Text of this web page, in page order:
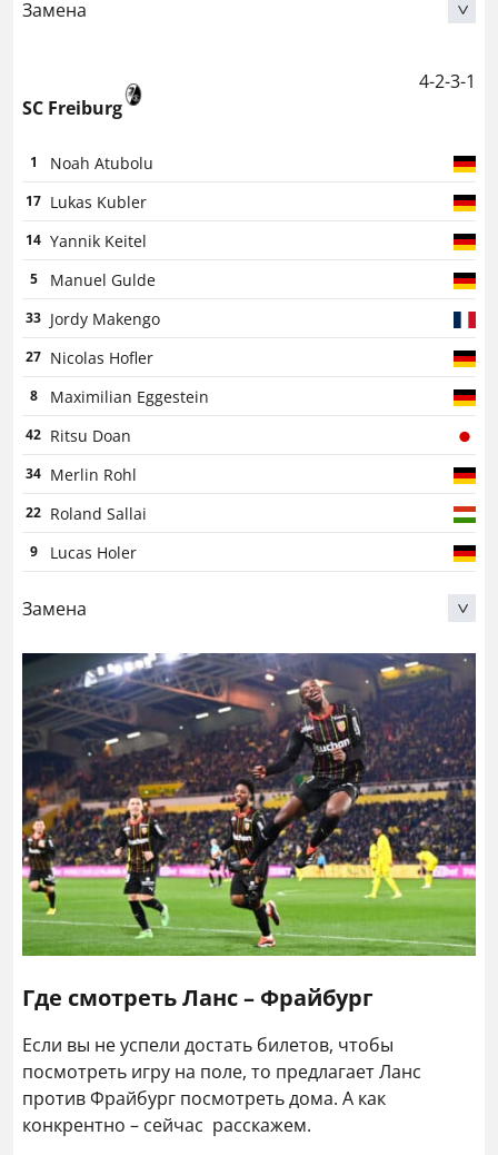
Замена
6 Salis Abdul Samed
11 Angelo Fulgini
16 Jean-Louis Leca
40 Yannick Pandor
26 Nampalys Mendy
32 Ayanda Sishuba
25 Abdukodir Khusanov
22 Wesley Said
28 Adrien Thomasson
SC Freiburg
4-2-3-1
1 Noah Atubolu
17 Lukas Kubler
14 Yannik Keitel
5 Manuel Gulde
33 Jordy Makengo
27 Nicolas Hofler
8 Maximilian Eggestein
42 Ritsu Doan
34 Merlin Rohl
22 Roland Sallai
9 Lucas Holer
Замена
30 Christian Gunter
25 Kiliann Sildillia
20 Junior Adamu
Florent Muslija
6 Attila Szalai
21 Florian Muller
32 Vincenzo Grifo
Maximilian Philipp
38 Michael Gregoritsch
Где смотреть Ланс – Фрайбург
Если вы не успели достать билетов, чтобы
посмотреть игру на поле, то предлагает Ланс
против Фрайбург посмотреть дома. А как
конкрентно – сейчас расскажем.